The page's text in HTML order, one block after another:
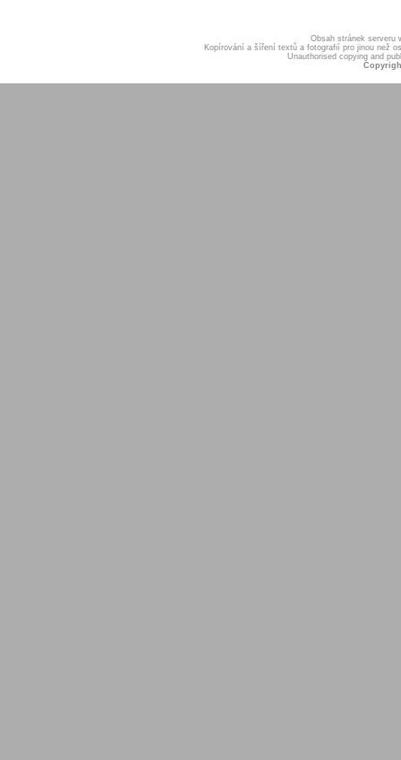
Obsah stránek serveru
Kopírování a šíření textů a fotografií pro jinou než
Unauthorised copying and